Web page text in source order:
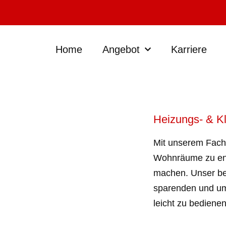
Home Angebot Karriere
Heizungs- &
Mit unserem
Wohnräume zu
machen. Unser
sparenden und
leicht zu